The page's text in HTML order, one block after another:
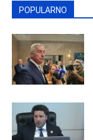
POPULARNO